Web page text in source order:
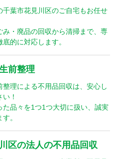
千葉市花見川区のご自宅もお任せ
み・廃品の回収から清掃まで、専
的に対応します。
前整理
整理による不用品回収は、安心し
！
た品々を1つ1つ大切に扱い、誠実
。
区の法人の不用品回収